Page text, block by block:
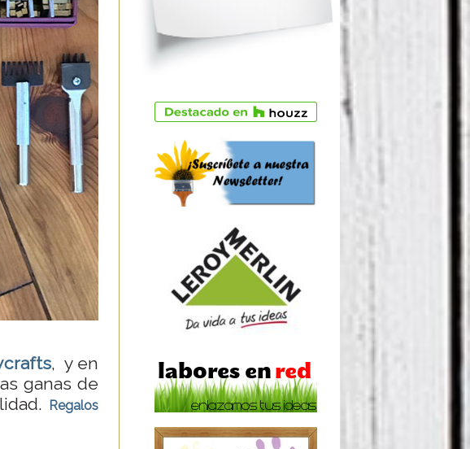
, y en
ganas de
Regalos